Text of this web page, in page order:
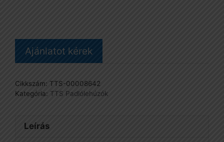
Ajánlatot kérek
Cikkszám: TTS-00008642
Kategória: TTS Padlólehúzók
Leírás